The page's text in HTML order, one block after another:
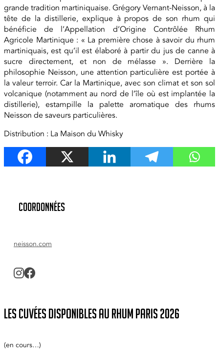
grande tradition martiniquaise. Grégory Vernant-Neisson, à la
tête de la distillerie, explique à propos de son rhum qui
bénéficie de l’Appellation d’Origine Contrôlée Rhum
Agricole Martinique : « La première chose à savoir du rhum
martiniquais, est qu’il est élaboré à partir du jus de canne à
sucre directement, et non de mélasse ». Derrière la
philosophie Neisson, une attention particulière est portée à
la valeur terroir. Car la Martinique, avec son climat et son sol
volcanique (notamment au nord de l’île où est implantée la
distillerie), estampille la palette aromatique des rhums
Neisson de saveurs particulières.
Distribution : La Maison du Whisky
Coordonnées
neisson.com
Les cuvées disponibles au Rhum Paris 2026
(en cours…)